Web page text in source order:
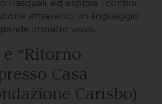
Pasquali, ed esplora i confini
attraverso un linguaggio
impatto visivo.
e “Ritorno
Casa
Carisbo)